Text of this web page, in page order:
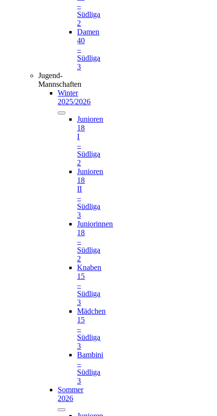
–
Südliga
2
Damen
40
–
Südliga
3
Jugend-
Mannschaften
Winter
2025/2026
Junioren
18
I
–
Südliga
2
Junioren
18
II
–
Südliga
3
Juniorinnen
18
–
Südliga
2
Knaben
15
–
Südliga
3
Mädchen
15
–
Südliga
3
Bambini
–
Südliga
3
Sommer
2026